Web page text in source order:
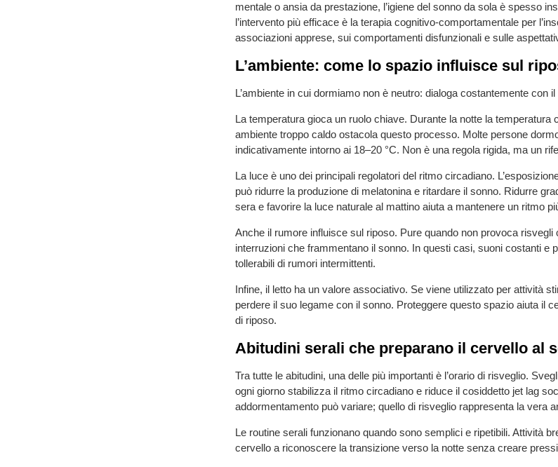
mentale o ansia da prestazione, l’igiene del sonno da sola è spesso
l’intervento più efficace è la terapia cognitivo-comportamentale per
associazioni apprese, sui comportamenti disfunzionali e sulle
L’ambiente: come lo spazio influisce sul
L’ambiente in cui dormiamo non è neutro: dialoga costantemente con
La temperatura gioca un ruolo chiave. Durante la notte la temperatura
ambiente troppo caldo ostacola questo processo. Molte persone
indicativamente intorno ai 18–20 °C. Non è una regola rigida, ma un
La luce è uno dei principali regolatori del ritmo circadiano.
può ridurre la produzione di melatonina e ritardare il sonno. Ridurre
sera e favorire la luce naturale al mattino aiuta a mantenere un ritmo
Anche il rumore influisce sul riposo. Pure quando non provoca
interruzioni che frammentano il sonno. In questi casi, suoni costanti e
tollerabili di rumori intermittenti.
Infine, il letto ha un valore associativo. Se viene utilizzato per attività
perdere il suo legame con il sonno. Proteggere questo spazio aiuta il
di riposo.
Abitudini serali che preparano il cervello al
Tra tutte le abitudini, una delle più importanti è l’orario di risveglio.
ogni giorno stabilizza il ritmo circadiano e riduce il cosiddetto jet lag
addormentamento può variare; quello di risveglio rappresenta la vera
Le routine serali funzionano quando sono semplici e ripetibili. Attività
cervello a riconoscere la transizione verso la notte senza creare